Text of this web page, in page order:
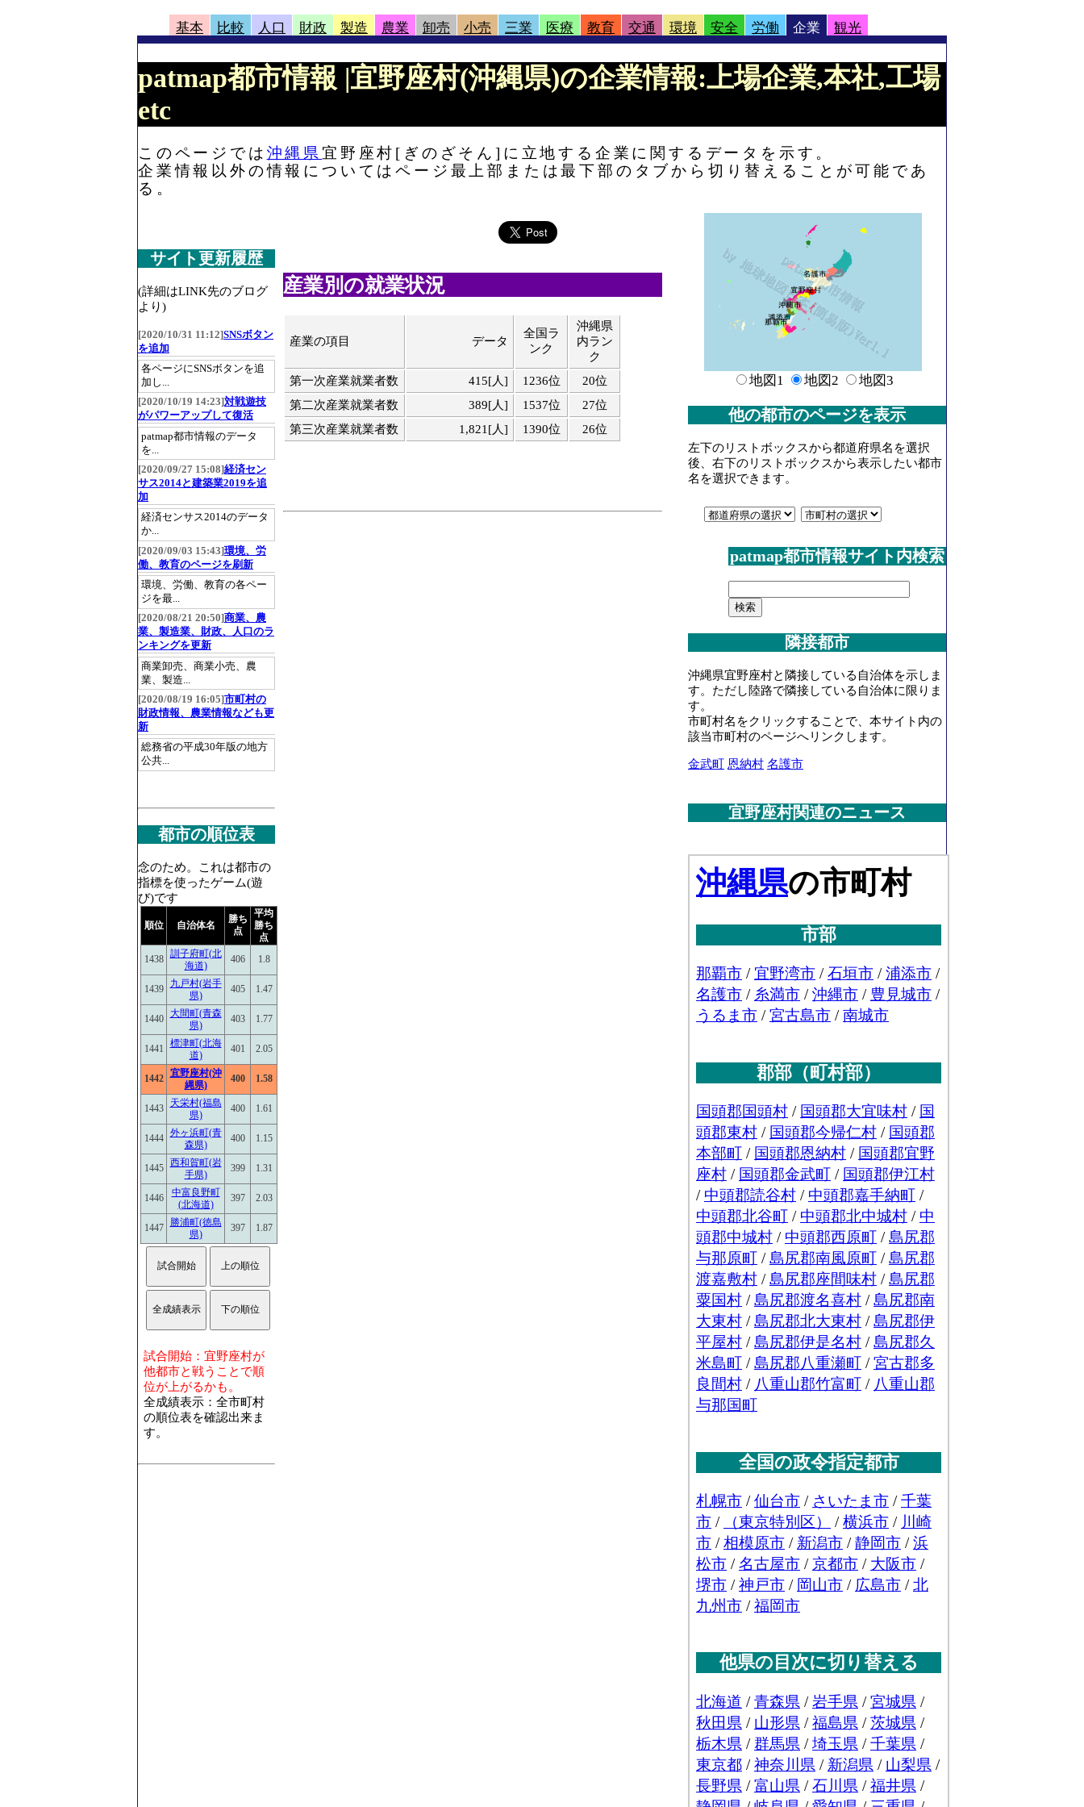
基本 比較 人口 財政 製造 農業 卸売 小売 三業 医療 教育 交通 環境 安全 労働 企業 観光
patmap都市情報 |宜野座村(沖縄県)の企業情報:上場企業,本社,工場
etc
このページでは 沖縄県 宜野座村[ぎのざそん]に立地する企業に関するデータを示す。
企業情報以外の情報についてはページ最上部または最下部のタブから切り替えることが可能であ
る。
産業別の就業状況
産業の項目 データ
全国ラ
ンク
沖縄県
内ラン
ク
第一次産業就業者数
415[人] 1236位
20位
第二次産業就業者数
389[人] 1537位
27位
第三次産業就業者数
1,821[人] 1390位 26位
サイト更新履歴
(詳細はLINK先のブログ
より)
[2020/10/31 11:12]SNSボタン
を追加
各ページにSNSボタンを追
加し...
[2020/10/19 14:23]対戦遊技
がパワーアップして復活
patmap都市情報のデータ
を...
[2020/09/27 15:08]経済セン
サス2014と建築業2019を追
加
経済センサス2014のデータ
か...
[2020/09/03 15:43]環境、労
働、教育のページを刷新
環境、労働、教育の各ペー
ジを最...
[2020/08/21 20:50]商業、農
業、製造業、財政、人口のラ
ンキングを更新
商業卸売、商業小売、農
業、製造...
[2020/08/19 16:05]市町村の
財政情報、農業情報なども更
新
総務省の平成30年版の地方
公共...
都市の順位表
念のため。これは都市の
指標を使ったゲーム(遊
び)です
順位 自治体名
勝ち
点
平均
勝ち
点
1438
訓子府町(北
海道)
406 1.8
1439
九戸村(岩手
県)
405 1.47
1440
大間町(青森
県)
403 1.77
1441
標津町(北海
道)
401 2.05
1442
宜野座村(沖
縄県)
400 1.58
1443
天栄村(福島
県)
400 1.61
1444
外ヶ浜町(青
森県)
400 1.15
1445
西和賀町(岩
手県)
399 1.31
1446
中富良野町
(北海道)
397 2.03
1447
勝浦町(徳島
県)
397 1.87
試合開始：宜野座村が
他都市と戦うことで順
位が上がるかも。
全成績表示：全市町村
の順位表を確認出来ま
す。
地図1 地図2 地図3
他の都市のページを表示
左下のリストボックスから都道府県名を選択
後、右下のリストボックスから表示したい都市
名を選択できます。
patmap都市情報サイト内検索
隣接都市
沖縄県宜野座村と隣接している自治体を示しま
す。ただし陸路で隣接している自治体に限りま
す。
市町村名をクリックすることで、本サイト内の
該当市町村のページへリンクします。
金武町 恩納村 名護市
宜野座村関連のニュース